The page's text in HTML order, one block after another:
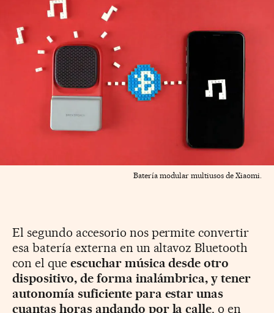
Batería modular multiusos de Xiaomi.
El segundo accesorio nos permite convertir
esa batería externa en un altavoz Bluetooth
con el que escuchar música desde otro
dispositivo, de forma inalámbrica, y tener
autonomía suficiente para estar unas
cuantas horas andando por la calle, o en